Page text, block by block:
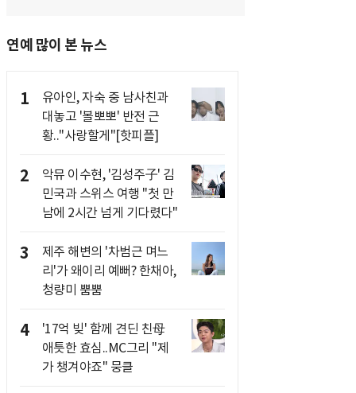
연예 많이 본 뉴스
1
유아인, 자숙 중 남사친과
대놓고 '볼뽀뽀' 반전 근
황.."사랑할게"[핫피플]
2
악뮤 이수현, '김성주子' 김
민국과 스위스 여행 "첫 만
남에 2시간 넘게 기다렸다"
3
제주 해변의 '차범근 며느
리'가 왜이리 예뻐? 한채아,
청량미 뿜뿜
4
'17억 빚' 함께 견딘 친母
애틋한 효심..MC그리 "제
가 챙겨야죠" 뭉클